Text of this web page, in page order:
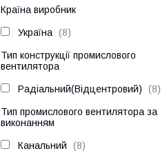
Країна виробник
Україна 8
Тип конструкції промислового
вентилятора
Радіальний(Відцентровий) 8
Тип промислового вентилятора за
виконанням
Канальний 8